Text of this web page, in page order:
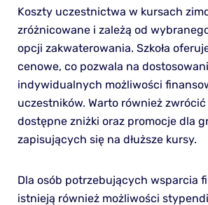
Koszty uczestnictwa w kursach
zróżnicowane i zależą od
opcji zakwaterowania. Szkoła
cenowe, co pozwala na
indywidualnych możliwości
uczestników. Warto również
dostępne zniżki oraz promocje dla
zapisujących się na dłuższe kursy.
Dla osób potrzebujących wsparcia
istnieją również możliwości